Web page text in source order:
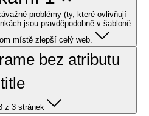
problémy (ty, které ovlivňují
jsou pravděpodobně v šabloně
místě zlepší celý web.
bez atributu
title
z 3 stránek